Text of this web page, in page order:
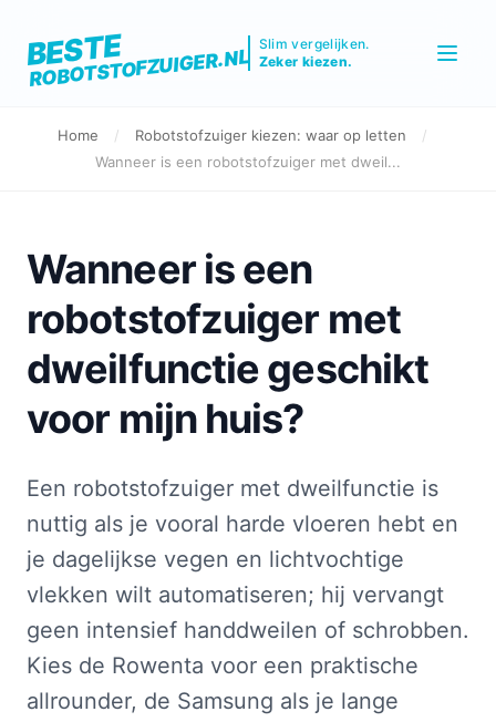
BESTE
ROBOTSTOFZUIGER.NL
Slim vergelijken.
Zeker kiezen.
Home / Robotstofzuiger kiezen: waar op letten
/
Wanneer is een robotstofzuiger met dweil...
Wanneer is een
robotstofzuiger met
dweilfunctie geschikt
voor mijn huis?
Een robotstofzuiger met dweilfunctie is
nuttig als je vooral harde vloeren hebt en
je dagelijkse vegen en lichtvochtige
vlekken wilt automatiseren; hij vervangt
geen intensief handdweilen of schrobben.
Kies de Rowenta voor een praktische
allrounder, de Samsung als je lange